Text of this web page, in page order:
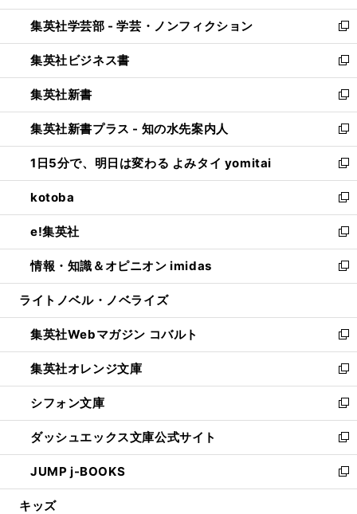
開
く
ウ
で
開
く
ン
ド
ウ
で
開
く
ウ
ィ
ン
ド
ウ
で
開
く
集英社学芸部 - 学芸・ノンフィクション
新
し
い
ウ
ィ
ン
ド
ウ
で
開
く
集英社ビジネス書
新
し
い
ウ
ィ
ン
ド
ウ
で
開
く
集英社新書
新
し
い
ウ
ィ
ン
ド
ウ
で
開
く
集英社新書プラス - 知の水先案内人
新
し
い
ウ
ィ
ン
ド
ウ
で
開
1日5分で、明日は変わる よみタイ yomitai
新
し
い
ウ
ィ
ン
ド
ウ
開
く
kotoba
新
し
い
ウ
ィ
ン
ウ
で
開
く
e!集英社
新
し
い
ウ
ン
ド
ウ
で
開
く
情報・知識＆オピニオン imidas
新
し
ウ
ィ
ン
ド
ウ
で
開
く
ライトノベル・ノベライズ
集英社Webマガジン コバルト
新
し
い
ウ
ィ
ン
ド
ウ
で
開
集英社オレンジ文庫
新
し
い
ウ
ィ
ン
ド
ウ
シフォン文庫
新
し
い
ウ
ィ
ン
ダッシュエックス文庫公式サイト
新
し
い
ウ
JUMP j-BOOKS
新
し
キッズ